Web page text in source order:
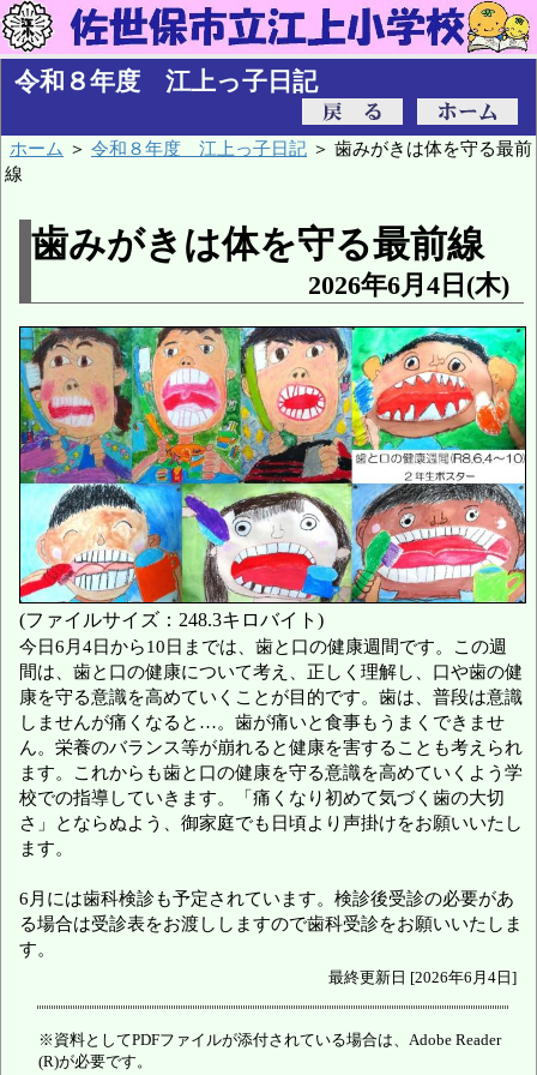
令和８年度 江上っ子日記
ホーム ＞ 令和８年度 江上っ子日記 ＞ 歯みがきは体を守る最前
線
歯みがきは体を守る最前線
2026年6月4日(木)
(ファイルサイズ：248.3キロバイト)
今日6月4日から10日までは、歯と口の健康週間です。この週
間は、歯と口の健康について考え、正しく理解し、口や歯の健
康を守る意識を高めていくことが目的です。歯は、普段は意識
しませんが痛くなると…。歯が痛いと食事もうまくできませ
ん。栄養のバランス等が崩れると健康を害することも考えられ
ます。これからも歯と口の健康を守る意識を高めていくよう学
校での指導していきます。「痛くなり初めて気づく歯の大切
さ」とならぬよう、御家庭でも日頃より声掛けをお願いいたし
ます。
6月には歯科検診も予定されています。検診後受診の必要があ
る場合は受診表をお渡ししますので歯科受診をお願いいたしま
す。
最終更新日 [2026年6月4日]
※資料としてPDFファイルが添付されている場合は、Adobe Reader
(R)が必要です。